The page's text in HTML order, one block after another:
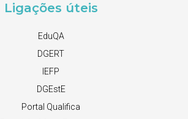
Ligações úteis
EduQA
DGERT
IEFP
DGEstE
Portal Qualifica